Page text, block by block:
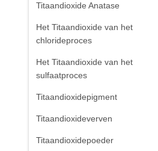
Titaandioxide Anatase
Het Titaandioxide van het
chlorideproces
Het Titaandioxide van het
sulfaatproces
Titaandioxidepigment
Titaandioxideverven
Titaandioxidepoeder